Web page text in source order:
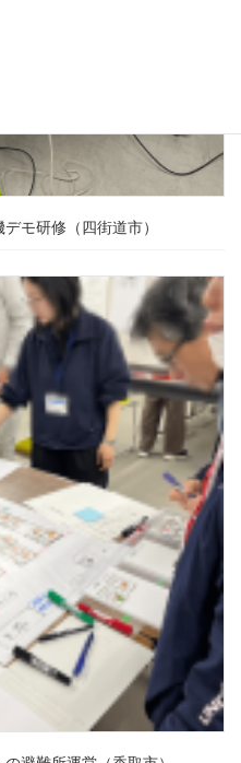
モ研修（四街道市）